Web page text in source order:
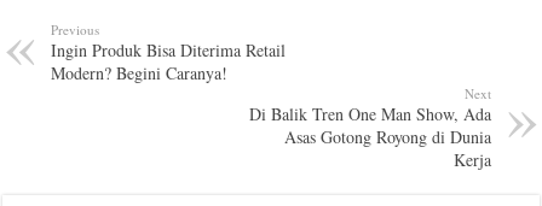
Previous
Ingin Produk Bisa Diterima Retail
Modern? Begini Caranya!
Next
Di Balik Tren One Man Show, Ada
Asas Gotong Royong di Dunia
Kerja